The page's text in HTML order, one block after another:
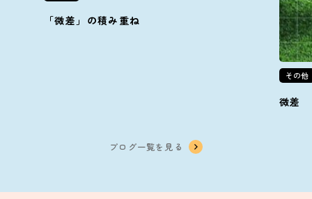
「微差」の積み重ね
その他
微差
ブログ一覧を見る